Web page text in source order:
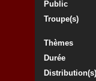
Public
Troupe(s)
Thèmes
Durée
Distribution(s)